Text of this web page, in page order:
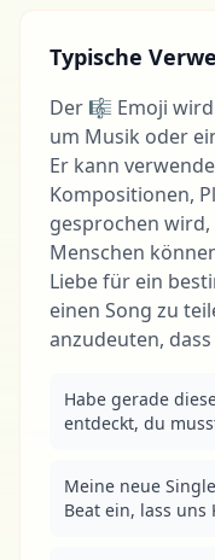
Typische
Der 🎼 Emoji
um Musik oder
Er kann
Kompositionen,
gesprochen
Menschen
Liebe für ein
einen Song zu
anzudeuten,
Habe gerade
entdeckt, du
Meine neue
Beat ein, lass